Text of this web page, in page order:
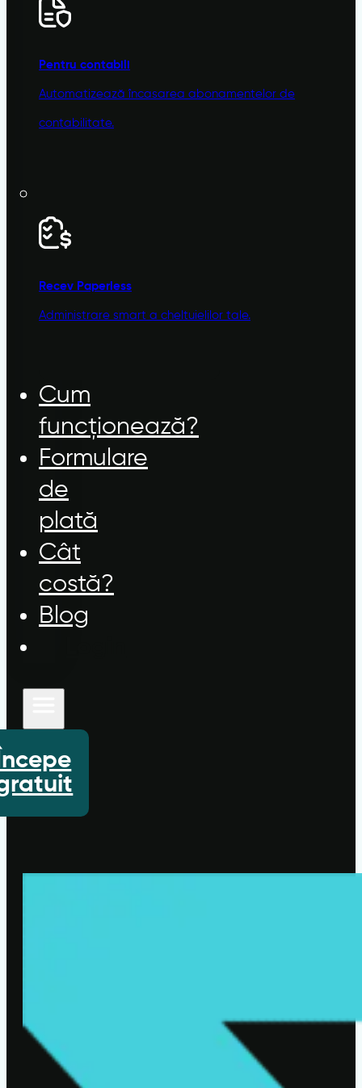
Pentru contabili
Automatizează încasarea abonamentelor de
contabilitate.
Recev Paperless
Administrare smart a cheltuielilor tale.
Cum
funcționează?
Formulare
de
plată
Cât
costă?
Blog